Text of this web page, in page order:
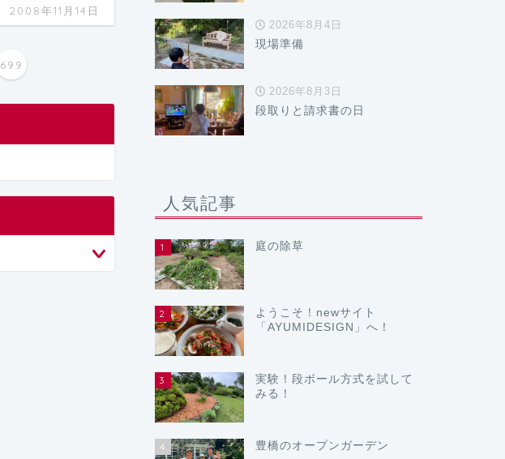
2008年11月14日
699
2026年8月4日
現場準備
2026年8月3日
段取りと請求書の日
人気記事
1 庭の除草
2
ようこそ！newサイト
「AYUMIDESIGN」へ！
3
実験！段ボール方式を試して
みる！
4 豊橋のオープンガーデン